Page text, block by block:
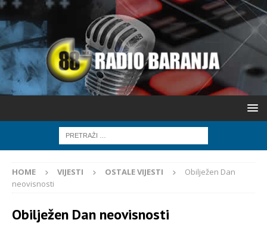
HOME VIJESTI OSTALE VIJESTI
Obilježen Dan
neovisnosti
Obilježen Dan neovisnosti